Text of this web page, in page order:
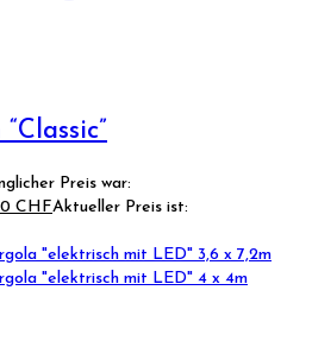
Preis war:
CHFAktueller Preis ist: